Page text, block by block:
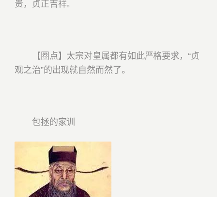
贵，贞正吉祥。
【圈点】太宗对皇属都有如此严格要求，“贞
观之治”的出现就自然而然了。
包拯的家训